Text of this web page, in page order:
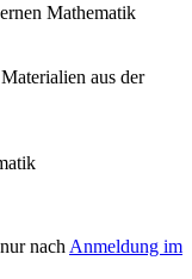
Mathematik
aus der
nach Anmeldung im